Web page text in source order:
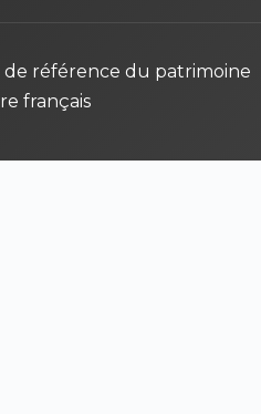
de référence du patrimoine
français